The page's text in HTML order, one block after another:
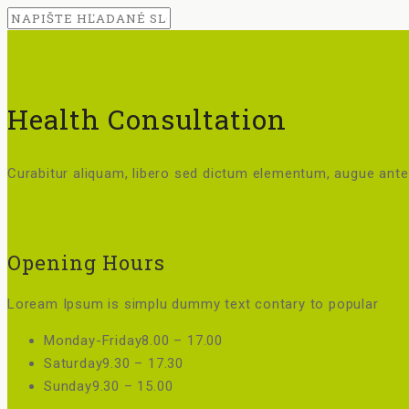
Health Consultation
Curabitur aliquam, libero sed dictum elementum, augue
Opening Hours
Loream Ipsum is simplu dummy text contary to popular
Monday-Friday8.00 – 17.00
Saturday9.30 – 17.30
Sunday9.30 – 15.00